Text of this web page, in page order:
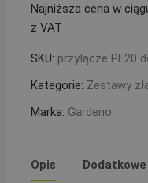
PE20
do
elewacji,
1/2``
Najniższa cena w
z VAT
SKU: przyłącze PE20
Kategorie: Zestawy
Marka: Gardeno
Opis